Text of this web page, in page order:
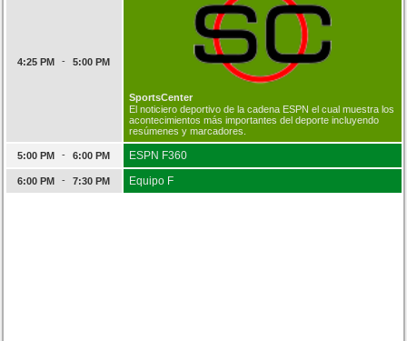
4:25 PM - 5:00 PM
SportsCenter
El noticiero deportivo de la cadena ESPN el cual muestra los
acontecimientos más importantes del deporte incluyendo
resúmenes y marcadores.
5:00 PM - 6:00 PM ESPN F360
6:00 PM - 7:30 PM Equipo F